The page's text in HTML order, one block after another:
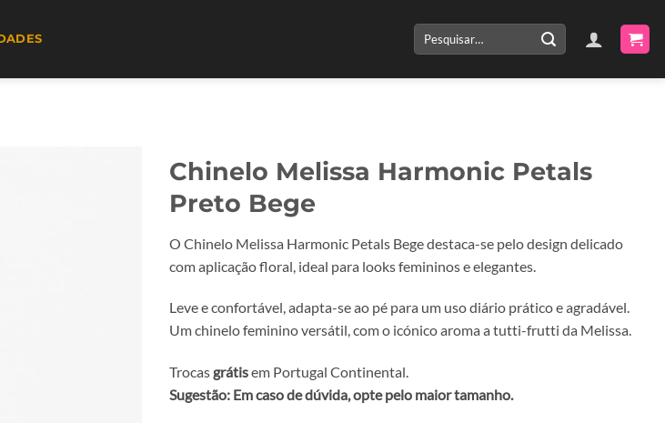
Pesquisar
por:
Chinelo Melissa Harmonic Petals
Preto Bege
O Chinelo Melissa Harmonic Petals Bege destaca-se pelo design delicado
com aplicação floral, ideal para looks femininos e elegantes.
Leve e confortável, adapta-se ao pé para um uso diário prático e agradável.
Um chinelo feminino versátil, com o icónico aroma a tutti-frutti da Melissa.
Trocas grátisem Portugal Continental.
Sugestão: Em caso de dúvida, opte pelo maior tamanho.